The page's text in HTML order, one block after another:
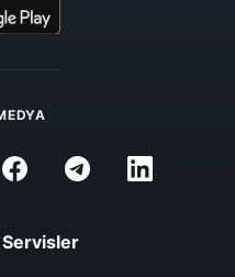
Servisler